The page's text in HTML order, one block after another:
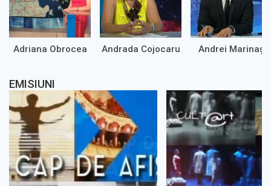
Adriana Obrocea Andrada Cojocaru Andrei Marinaș
EMISIUNI